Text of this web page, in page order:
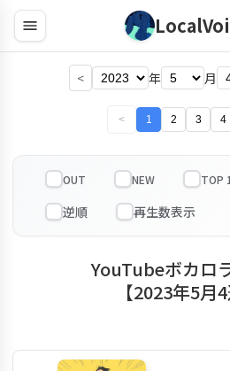
< 年 月
< 1 2 3 4
OUT NEW TOP
YouTubeボカロ
【2023年5月4